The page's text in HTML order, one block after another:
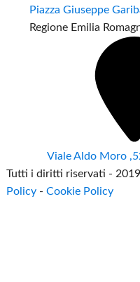
Piazza Giuseppe
Regione Emilia
Viale Aldo Moro
Tutti i diritti riservati -
Policy -Cookie Policy